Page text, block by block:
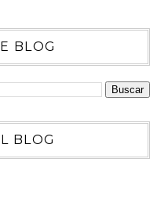
BLOG
BLOG